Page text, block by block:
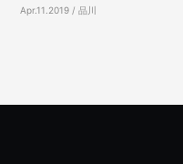
Apr.11.2019 / 品川